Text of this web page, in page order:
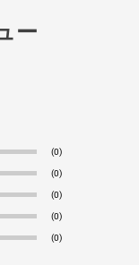
(0)
(0)
(0)
(0)
(0)